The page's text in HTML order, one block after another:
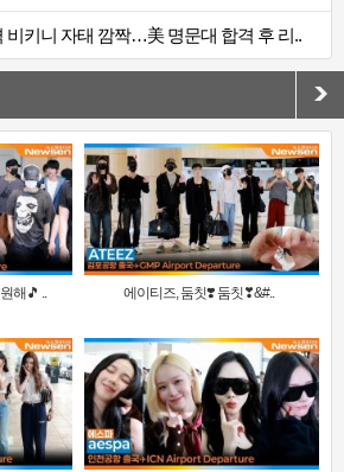
비키니 자태 깜짝…美 명문대 합격 후 리..
해🎵 .. 에이티즈, 둠칫❣️ 둠칫❣&#..